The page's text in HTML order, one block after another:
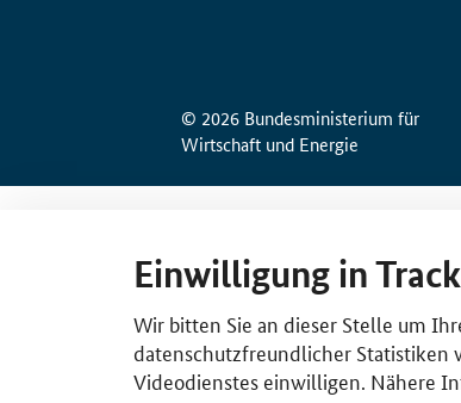
© 2026 Bundesministerium für
Wirtschaft und Energie
Einwilligung in
Wir bitten Sie an dieser Stelle um
datenschutzfreundlicher Statistiken
Videodienstes einwilligen. Nähere